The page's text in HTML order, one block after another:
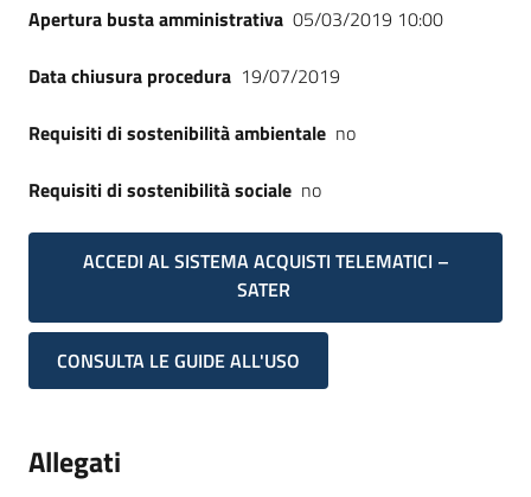
Apertura busta amministrativa 05/03/2019 10:00
Data chiusura procedura 19/07/2019
Requisiti di sostenibilità ambientale no
Requisiti di sostenibilità sociale no
ACCEDI AL SISTEMA ACQUISTI TELEMATICI –
SATER
CONSULTA LE GUIDE ALL'USO
Allegati